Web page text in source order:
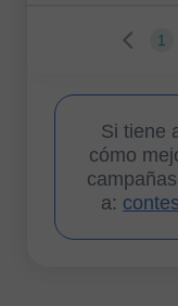
1
Si tiene
cómo
a: